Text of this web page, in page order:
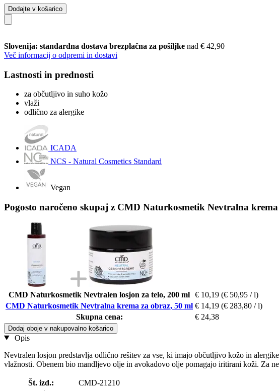
Dodajte v košarico
Slovenija: standardna dostava brezplačna za pošiljke nad € 42,90
Več informacij o odpremi in dostavi
Lastnosti in prednosti
za občutljivo in suho kožo
vlaži
odlično za alergike
ICADA
NCS - Natural Cosmetics Standard
Vegan
Pogosto naročeno skupaj z CMD Naturkosmetik Nevtralna
CMD Naturkosmetik Nevtralen losjon za telo, 200 ml € 10,19 (€ 50,95 / l)
CMD Naturkosmetik Nevtralna krema za obraz, 50 ml € 14,19 (€ 283,80 / l)
Skupna cena:
€ 24,38
Dodaj oboje v nakupovalno košarico
Opis
Nevtralen losjon predstavlja odlično rešitev za vse, ki imajo občutljivo kožo in
vlažnosti. Obenem bio mandljevo olje in avokadovo olje pomagajo iritirani koži. Za
Št. izd.:
CMD-21210